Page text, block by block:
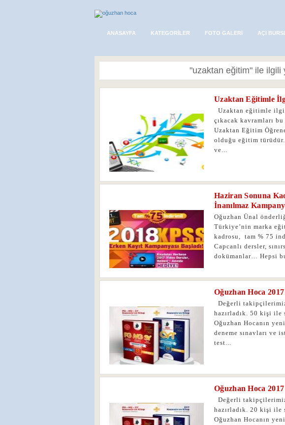
ANASAYFA KATEGORILER FOTO GALERI AÇI
"uzaktan eğitim" ile ilgili
Uzaktan Eğitimle
Uzaktan eğitimle
çıkacak kavramları
Uzaktan Eğitim
olduğu eğitim
ve...
Haziran Sonuna
İnanılmaz
Oğuzhan Ünal
Türkiye’nin marka
kadrosu, tam % 75
Capcanlı dersler,
dokümanlar… Hepsi
Oğuzhan Hoca
Değerli
hazırladık. 50 kişi ile
Oğuzhan Hocanın
deneme sınavları ve
test...
Oğuzhan Hoca
Değerli
hazırladık. 20 kişi ile
Oğuzhan Hocanın